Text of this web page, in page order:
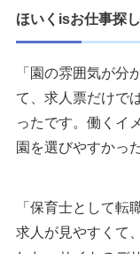
ほいくisお仕事探
「園の雰囲気が分
て、求人票だけで
ったです。働くイ
園を選びやすかっ
「保育士として転
求人が見やすくて